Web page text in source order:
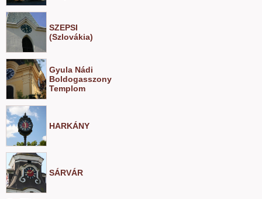
SZEPSI
(Szlovákia)
Gyula Nádi
Boldogasszony
Templom
HARKÁNY
SÁRVÁR